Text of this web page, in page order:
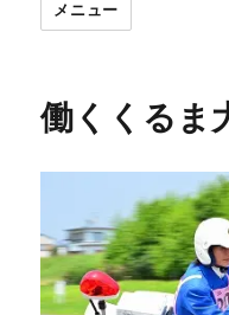
メニュー
働くくるま